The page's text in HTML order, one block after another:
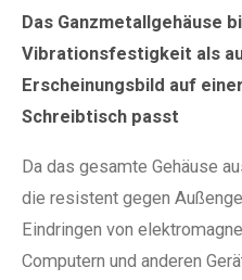
Das Ganzmetallgehäuse
Vibrationsfestigkeit als
Erscheinungsbild auf
Schreibtisch passt
Da das gesamte Gehäuse
die resistent gegen
Eindringen von
Computern und anderen